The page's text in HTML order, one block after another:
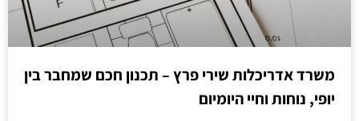
משרד אדריכלות שירי פרץ – תכנון חכם שמחבר בין
יופי, נוחות וחיי היומיום